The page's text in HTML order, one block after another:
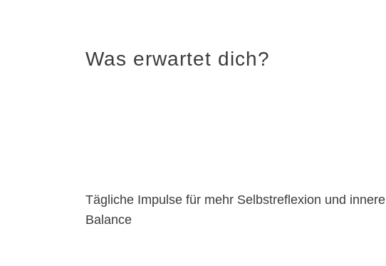
Was erwartet dich?
Tägliche Impulse für mehr Selbstreflexion und innere
Balance